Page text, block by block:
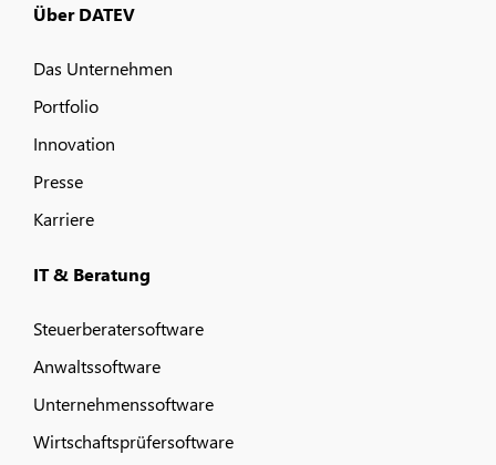
Über DATEV
Das Unternehmen
Portfolio
Innovation
Presse
Karriere
IT & Beratung
Steuerberatersoftware
Anwaltssoftware
Unternehmenssoftware
Wirtschaftsprüfersoftware